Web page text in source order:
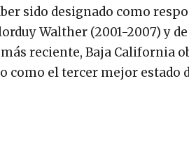
sido designado como
Walther (2001-2007) y
reciente, Baja California
el tercer mejor estado